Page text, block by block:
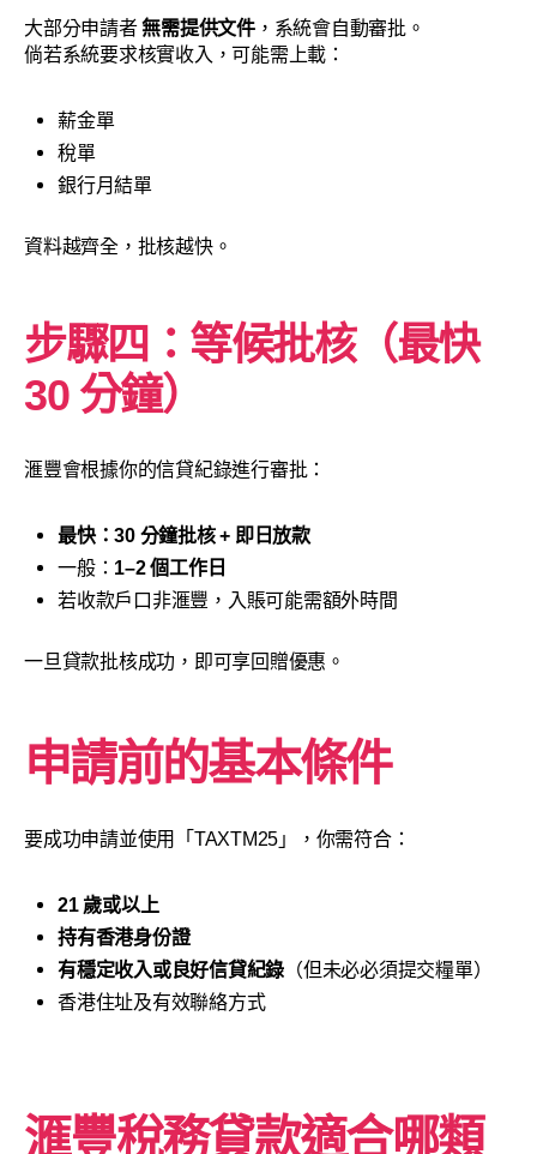
大部分申請者無需提供文件，系統會自動審批。
倘若系統要求核實收入，可能需上載：
薪金單
稅單
銀行月結單
資料越齊全，批核越快。
步驟四：等候批核（最快
30 分鐘）
滙豐會根據你的信貸紀錄進行審批：
最快：30 分鐘批核 + 即日放款
一般： 1–2 個工作日
若收款戶口非滙豐，入賬可能需額外時間
一旦貸款批核成功，即可享回贈優惠。
申請前的基本條件
要成功申請並使用「TAXTM25」，你需符合：
21 歲或以上
持有香港身份證
有穩定收入或良好信貸紀錄 （但未必必須提交糧單）
香港住址及有效聯絡方式
滙豐稅務貸款適合哪類